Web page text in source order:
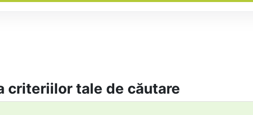
criteriilor tale de căutare